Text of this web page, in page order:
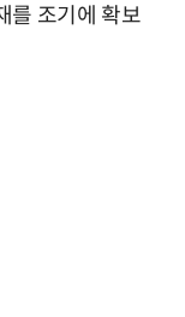
를 조기에 확보